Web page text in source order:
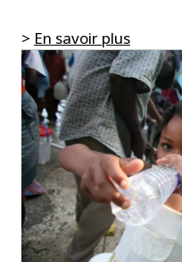
> En savoir plus